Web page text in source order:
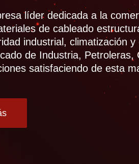
líder dedicada a la
de cableado
industrial, climatización
de Industria, Petroleras,
satisfaciendo de esta